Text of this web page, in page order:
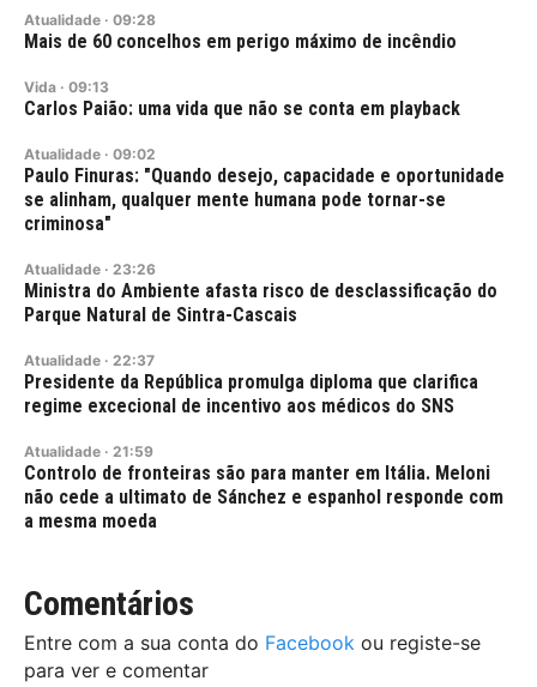
Atualidade · 09:28
Mais de 60 concelhos em perigo máximo de incêndio
Vida · 09:13
Carlos Paião: uma vida que não se conta em playback
Atualidade · 09:02
Paulo Finuras: "Quando desejo, capacidade e oportunidade
se alinham, qualquer mente humana pode tornar-se
criminosa"
Atualidade · 23:26
Ministra do Ambiente afasta risco de desclassificação do
Parque Natural de Sintra-Cascais
Atualidade · 22:37
Presidente da República promulga diploma que clarifica
regime excecional de incentivo aos médicos do SNS
Atualidade · 21:59
Controlo de fronteiras são para manter em Itália. Meloni
não cede a ultimato de Sánchez e espanhol responde com
a mesma moeda
Comentários
Entre com a sua conta do Facebook ou registe-se
para ver e comentar